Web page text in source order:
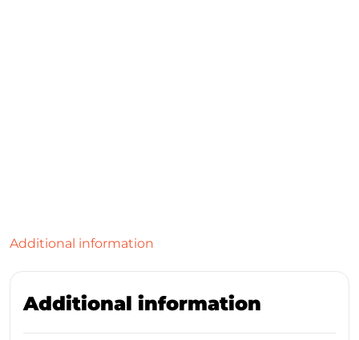
Additional information
Additional information